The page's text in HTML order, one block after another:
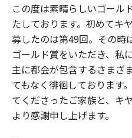
この度は素晴らしいゴール
たしております。初めてキ
募したのは第49回。その時
ゴールド賞をいただき、私
主に都会が包含するさまざ
てもなく徘徊しております
てくださったご家族と、キ
より感謝申し上げます。